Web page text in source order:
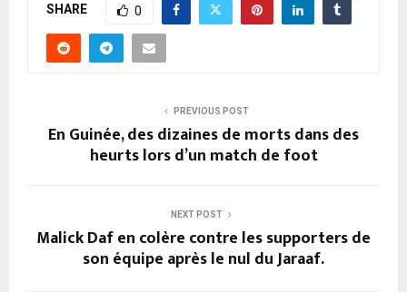
SHARE 0
PREVIOUS POST
En Guinée, des dizaines de morts dans des
heurts lors d’un match de foot
NEXT POST
Malick Daf en colère contre les supporters de
son équipe après le nul du Jaraaf.